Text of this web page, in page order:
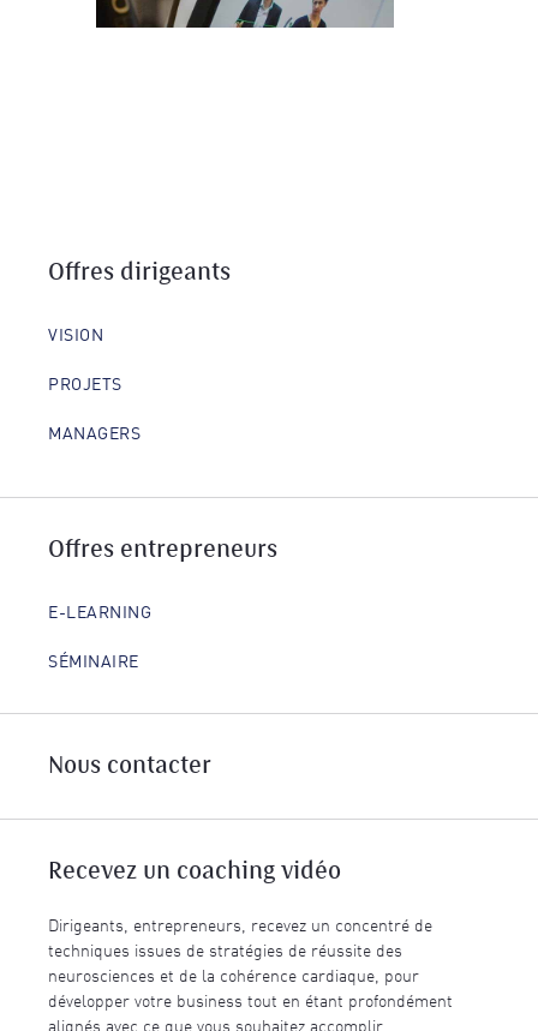
Offres dirigeants
VISION
PROJETS
MANAGERS
Offres entrepreneurs
E-LEARNING
SÉMINAIRE
Nous contacter
Recevez un coaching vidéo
Dirigeants, entrepreneurs, recevez un concentré de
techniques issues de stratégies de réussite des
neurosciences et de la cohérence cardiaque, pour
développer votre business tout en étant profondément
alignés avec ce que vous souhaitez accomplir.